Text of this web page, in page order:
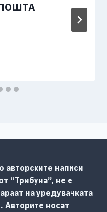
авторските написи
“Трибуна”, не е
на уредувачката
Авторите носат